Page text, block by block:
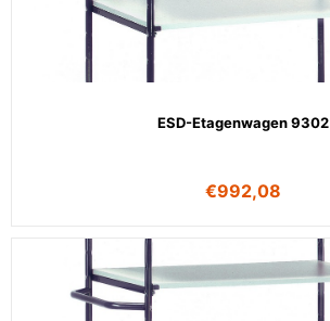
ESD-Etagenwagen 9302
€992,08